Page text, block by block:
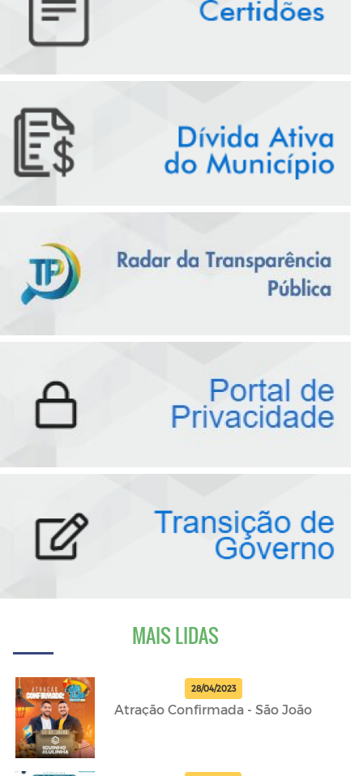
MAIS LIDAS
28/04/2023
Atração Confirmada - São João